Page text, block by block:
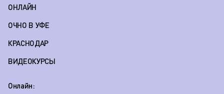
ОНЛАЙН
ОЧНО В УФЕ
КРАСНОДАР
ВИДЕОКУРСЫ
Онлайн: